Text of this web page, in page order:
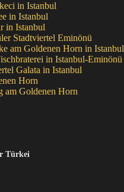
in Istanbul
in Istanbul
in Istanbul
Stadtviertel Eminönü
am Goldenen Horn in Istanbul
in Istanbul-Eminönü
Galata in Istanbul
Horn
am Goldenen Horn
Türkei